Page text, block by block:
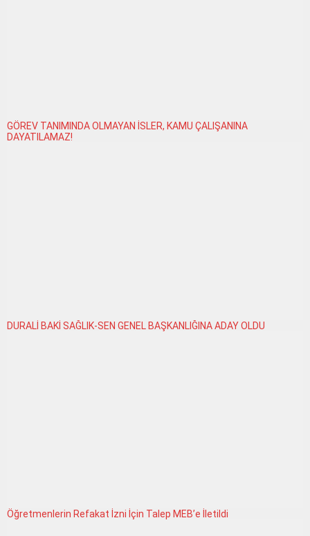
GÖREV TANIMINDA OLMAYAN İSLER, KAMU ÇALIŞANINA
DAYATILAMAZ!
DURALİ BAKİ SAĞLIK-SEN GENEL BAŞKANLIĞINA ADAY OLDU
Öğretmenlerin Refakat İzni İçin Talep MEB’e İletildi